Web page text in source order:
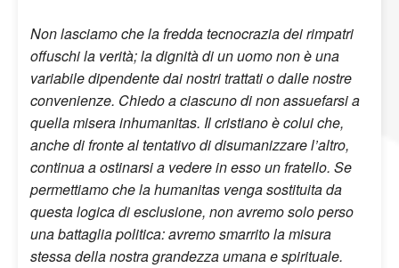
Non lasciamo che la fredda tecnocrazia dei rimpatri
offuschi la verità; la dignità di un uomo non è una
variabile dipendente dai nostri trattati o dalle nostre
convenienze. Chiedo a ciascuno di non assuefarsi a
quella misera inhumanitas. Il cristiano è colui che,
anche di fronte al tentativo di disumanizzare l’altro,
continua a ostinarsi a vedere in esso un fratello. Se
permettiamo che la humanitas venga sostituita da
questa logica di esclusione, non avremo solo perso
una battaglia politica: avremo smarrito la misura
stessa della nostra grandezza umana e spirituale.